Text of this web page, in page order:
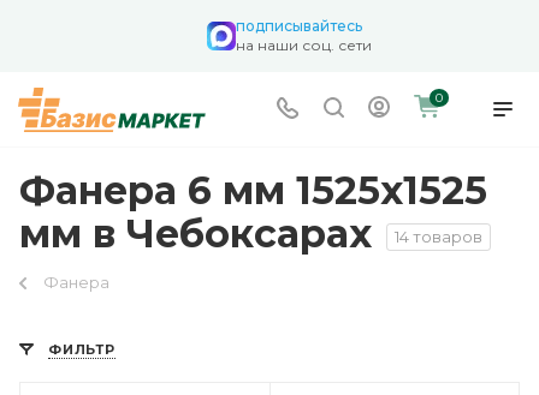
подписывайтесь
на наши соц. сети
0
Фанера 6 мм 1525х1525
мм в Чебоксарах
14 товаров
Фанера
ФИЛЬТР